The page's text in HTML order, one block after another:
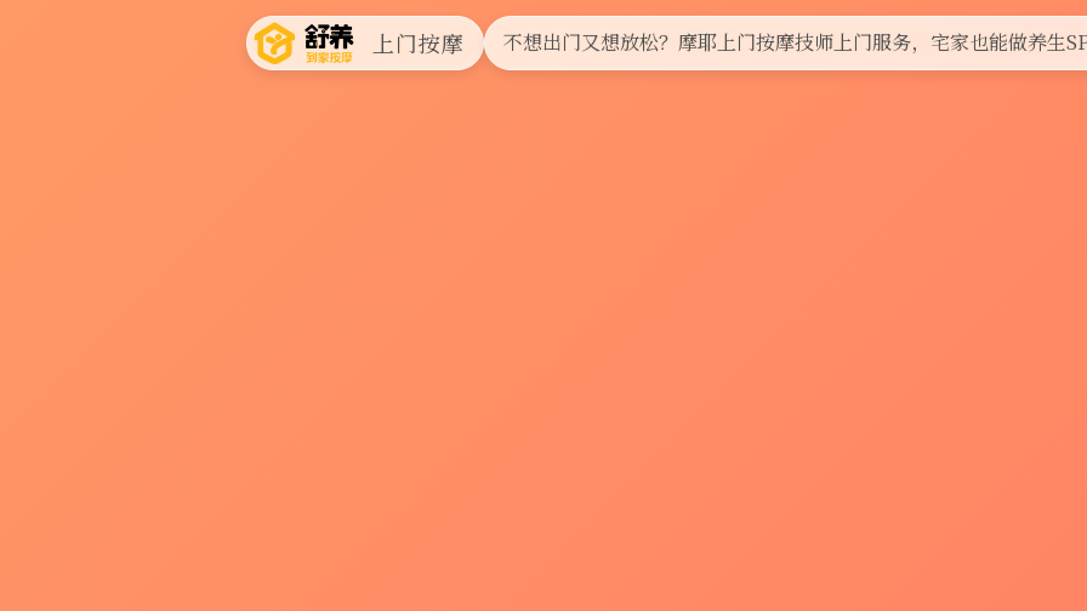
上门按摩 不想出门又想放松？摩耶上门按摩技师上门服务，宅家也能做养生